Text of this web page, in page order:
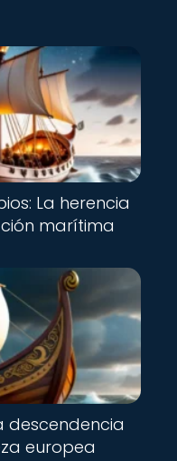
La herencia
marítima
descendencia
europea